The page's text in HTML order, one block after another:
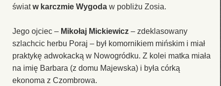
światw karczmie Wygoda w pobliżu Zosia.
Jego ojciec – Mikołaj Mickiewicz – zdeklasowany
szlachcic herbu Poraj – był komornikiem mińskim i miał
praktykę adwokacką w Nowogródku. Z kolei matka miała
na imię Barbara (z domu Majewska) i była córką
ekonoma z Czombrowa.